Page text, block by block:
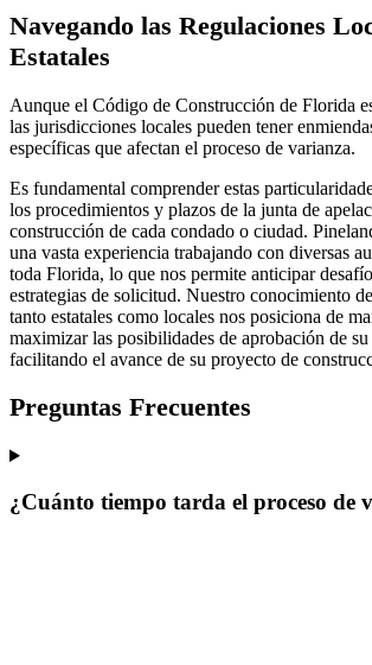
Navegando las Regulaciones
Estatales
Aunque el Código de Construcción de Florida
las jurisdicciones locales pueden tener
específicas que afectan el proceso de varianza.
Es fundamental comprender estas
los procedimientos y plazos de la junta de
construcción de cada condado o ciudad.
una vasta experiencia trabajando con diversas
toda Florida, lo que nos permite anticipar
estrategias de solicitud. Nuestro conocimiento
tanto estatales como locales nos posiciona de
maximizar las posibilidades de aprobación de
facilitando el avance de su proyecto de
Preguntas Frecuentes
¿Cuánto tiempo tarda el proceso de